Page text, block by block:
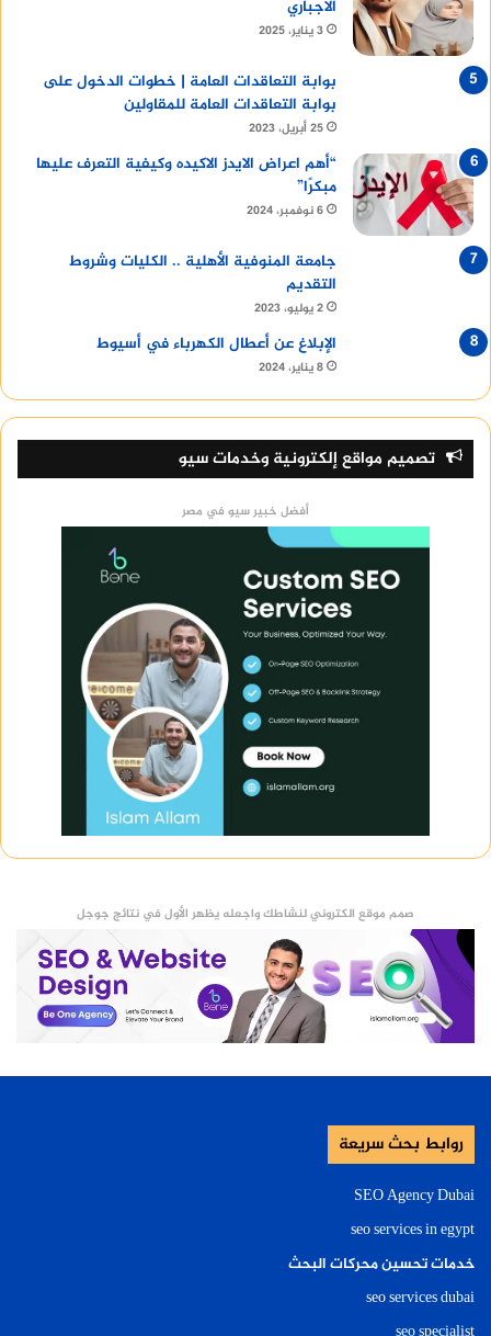
الاجباري
3 يناير، 2025
بوابة التعاقدات العامة | خطوات الدخول على
بوابة التعاقدات العامة للمقاولين
25 أبريل، 2023
“أهم اعراض الايدز الاكيده وكيفية التعرف عليها
مبكرًا”
6 نوفمبر، 2024
جامعة المنوفية الأهلية .. الكليات وشروط
التقديم
2 يوليو، 2023
الإبلاغ عن أعطال الكهرباء في أسيوط
8 يناير، 2024
تصميم مواقع إلكترونية وخدمات سيو
أفضل خبير سيو في مصر
صمم موقع الكتروني لنشاطك واجعله يظهر الأول في نتائج جوجل
روابط بحث سريعة
SEO Agency Dubai
seo services in egypt
خدمات تحسين محركات البحث
seo services dubai